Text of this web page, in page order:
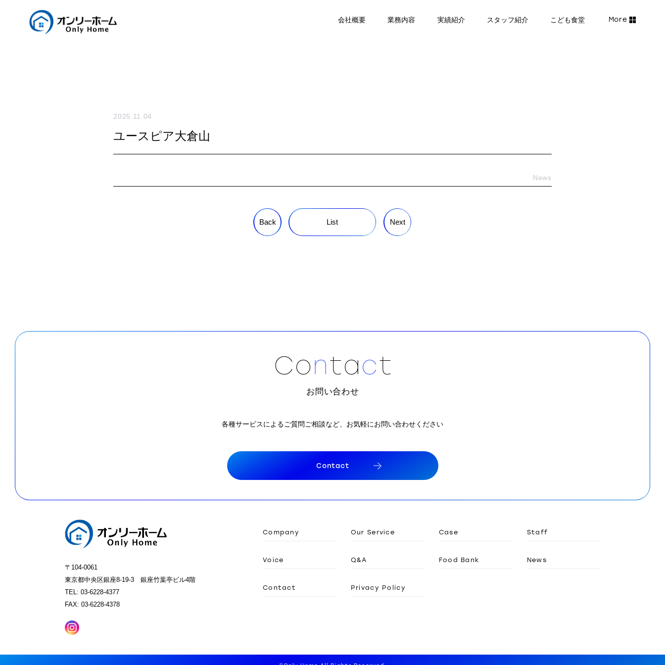
会社概要 業務内容 実績紹介 スタッフ紹介 こども食堂
2025.11.04
ユースピア大倉山
News
Back List Next
Contact
お問い合わせ
各種サービスによるご質問ご相談など、 お気軽にお問い合わせください
Contact
〒104-0061
東京都中央区銀座8-19-3 銀座竹葉亭ビル4階
TEL: 03-6228-4377
FAX: 03-6228-4378
Company Our Service Case Staff
Voice Q&A Food Bank News
Contact Privacy Policy